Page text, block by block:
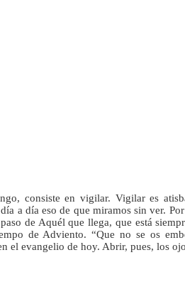
consiste en vigilar. Vigilar es
a día eso de que miramos sin ver.
de Aquél que llega, que está
de Adviento. “Que no se os
el evangelio de hoy. Abrir, pues, los